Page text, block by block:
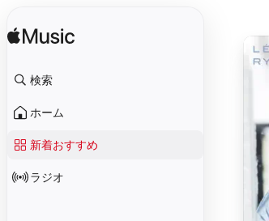
検索
ホーム
新着おすすめ
ラジオ